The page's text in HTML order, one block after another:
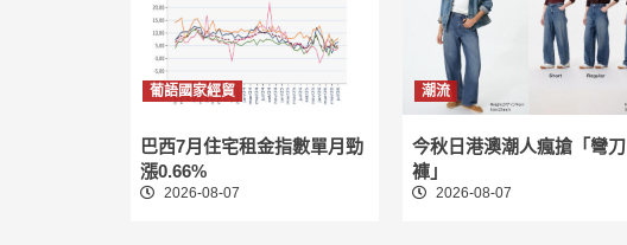
葡語國家經貿
巴西7月住宅租金指數單月勁
漲0.66%
2026-08-07
潮流
今秋日港澳潮人瘋搶「彎刀
褲」
2026-08-07